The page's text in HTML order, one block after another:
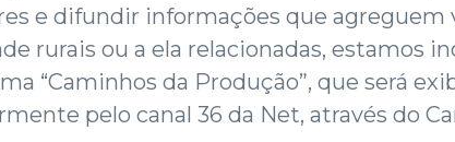
e difundir informações que agreguem
rurais ou a ela relacionadas, estamos
“Caminhos da Produção”, que será
pelo canal 36 da Net, através do